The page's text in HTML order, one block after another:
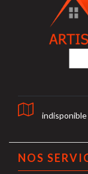
indisponible
NOS